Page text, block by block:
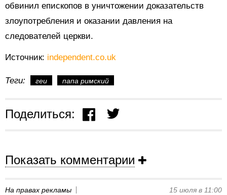
обвинил епископов в уничтожении доказательств
злоупотребления и оказании давления на
следователей церкви.
Источник: independent.co.uk
Теги: геи папа римский
Поделиться:
Показать комментарии
На правах рекламы 15 июля в 11:00